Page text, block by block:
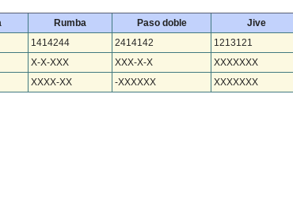
Rumba Paso doble
Jive
1414244 2414142
1213121
X-X-XXX XXX-X-X
XXXXXXX
XXXX-XX -XXXXXX
XXXXXXX